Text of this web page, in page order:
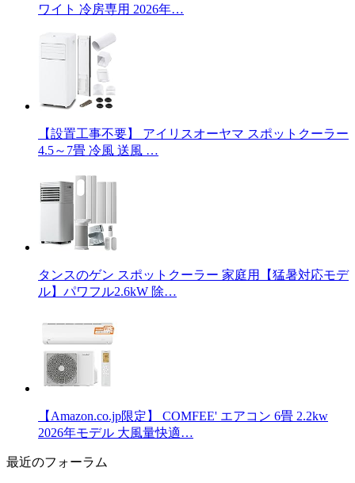
ワイト 冷房専用 2026年…
【設置工事不要】 アイリスオーヤマ スポットクーラー
4.5～7畳 冷風 送風 …
タンスのゲン スポットクーラー 家庭用【猛暑対応モデ
ル】パワフル2.6kW 除…
【Amazon.co.jp限定】 COMFEE' エアコン 6畳 2.2kw
2026年モデル 大風量快適…
最近のフォーラム